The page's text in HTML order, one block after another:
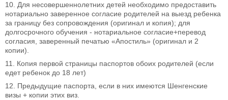
10. Для несовершеннолетних детей необходимо предоставить
нотариально заверенное согласие родителей на выезд ребенка
за границу без сопровождения (оригинал и копия); для
долгосрочного обучения - нотариальное согласие+перевод
согласия, заверенный печатью «Апостиль» (оригинал и 2
копии).
11. Копия первой страницы паспортов обоих родителей (если
едет ребенок до 18 лет)
12. Предыдущие паспорта, если в них имеются Шенгенские
визы + копии этих виз.